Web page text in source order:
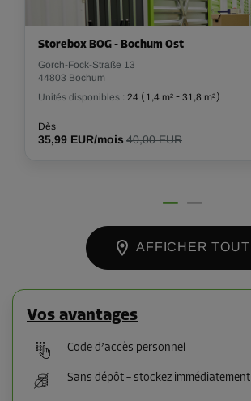
Storebox BOG - Bochum Ost
Gorch-Fock-Straße 13
44803 Bochum
Unités disponibles : 24 ( 1,4 m² - 31,8 m²)
Dès
35,99 EUR/mois 40,00 EUR
AFFICHER TOUT
Vos avantages
Code d’accès personnel
Sans dépôt – stockez immédiatement